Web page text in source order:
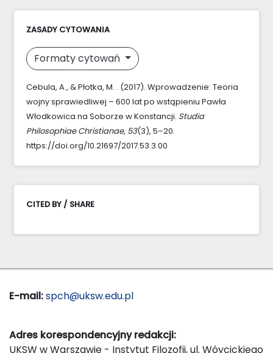
ZASADY CYTOWANIA
Formaty cytowań
Cebula, A., & Płotka, M. . (2017). Wprowadzenie: Teoria
wojny sprawiedliwej – 600 lat po wstąpieniu Pawła
Włodkowica na Soborze w Konstancji. Studia
Philosophiae Christianae, 53(3), 5–20.
https://doi.org/10.21697/2017.53.3.00
CITED BY / SHARE
E-mail:spch@uksw.edu.pl
Adres korespondencyjny redakcji:
UKSW w Warszawie - Instytut Filozofii, ul. Wóycickiego